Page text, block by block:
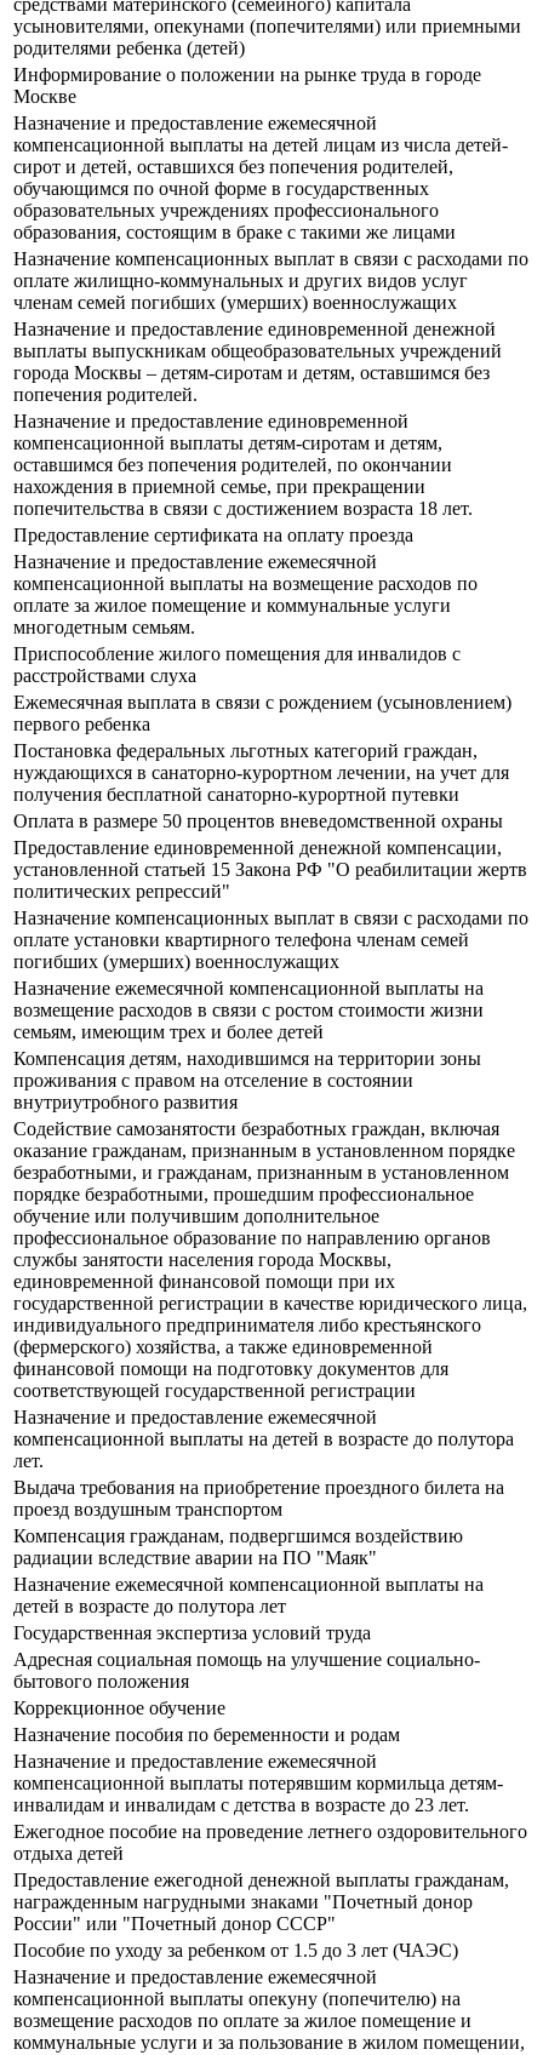
средствами материнского (семейного) капитала
усыновителями, опекунами (попечителями) или приемными
родителями ребенка (детей)
Информирование о положении на рынке труда в городе
Москве
Назначение и предоставление ежемесячной
компенсационной выплаты на детей лицам из числа детей-
сирот и детей, оставшихся без попечения родителей,
обучающимся по очной форме в государственных
образовательных учреждениях профессионального
образования, состоящим в браке с такими же лицами
Назначение компенсационных выплат в связи с расходами по
оплате жилищно-коммунальных и других видов услуг
членам семей погибших (умерших) военнослужащих
Назначение и предоставление единовременной денежной
выплаты выпускникам общеобразовательных учреждений
города Москвы – детям-сиротам и детям, оставшимся без
попечения родителей.
Назначение и предоставление единовременной
компенсационной выплаты детям-сиротам и детям,
оставшимся без попечения родителей, по окончании
нахождения в приемной семье, при прекращении
попечительства в связи с достижением возраста 18 лет.
Предоставление сертификата на оплату проезда
Назначение и предоставление ежемесячной
компенсационной выплаты на возмещение расходов по
оплате за жилое помещение и коммунальные услуги
многодетным семьям.
Приспособление жилого помещения для инвалидов с
расстройствами слуха
Ежемесячная выплата в связи с рождением (усыновлением)
первого ребенка
Постановка федеральных льготных категорий граждан,
нуждающихся в санаторно-курортном лечении, на учет для
получения бесплатной санаторно-курортной путевки
Оплата в размере 50 процентов вневедомственной охраны
Предоставление единовременной денежной компенсации,
установленной статьей 15 Закона РФ "О реабилитации жертв
политических репрессий"
Назначение компенсационных выплат в связи с расходами по
оплате установки квартирного телефона членам семей
погибших (умерших) военнослужащих
Назначение ежемесячной компенсационной выплаты на
возмещение расходов в связи с ростом стоимости жизни
семьям, имеющим трех и более детей
Компенсация детям, находившимся на территории зоны
проживания с правом на отселение в состоянии
внутриутробного развития
Содействие самозанятости безработных граждан, включая
оказание гражданам, признанным в установленном порядке
безработными, и гражданам, признанным в установленном
порядке безработными, прошедшим профессиональное
обучение или получившим дополнительное
профессиональное образование по направлению органов
службы занятости населения города Москвы,
единовременной финансовой помощи при их
государственной регистрации в качестве юридического лица,
индивидуального предпринимателя либо крестьянского
(фермерского) хозяйства, а также единовременной
финансовой помощи на подготовку документов для
соответствующей государственной регистрации
Назначение и предоставление ежемесячной
компенсационной выплаты на детей в возрасте до полутора
лет.
Выдача требования на приобретение проездного билета на
проезд воздушным транспортом
Компенсация гражданам, подвергшимся воздействию
радиации вследствие аварии на ПО "Маяк"
Назначение ежемесячной компенсационной выплаты на
детей в возрасте до полутора лет
Государственная экспертиза условий труда
Адресная социальная помощь на улучшение социально-
бытового положения
Коррекционное обучение
Назначение пособия по беременности и родам
Назначение и предоставление ежемесячной
компенсационной выплаты потерявшим кормильца детям-
инвалидам и инвалидам с детства в возрасте до 23 лет.
Ежегодное пособие на проведение летнего оздоровительного
отдыха детей
Предоставление ежегодной денежной выплаты гражданам,
награжденным нагрудными знаками "Почетный донор
России" или "Почетный донор СССР"
Пособие по уходу за ребенком от 1.5 до 3 лет (ЧАЭС)
Назначение и предоставление ежемесячной
компенсационной выплаты опекуну (попечителю) на
возмещение расходов по оплате за жилое помещение и
коммунальные услуги и за пользование в жилом помещении,